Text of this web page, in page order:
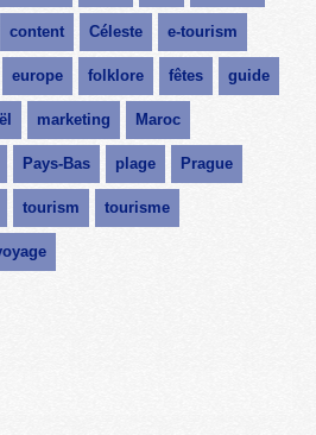
content Céleste e-tourism
europe folklore fêtes guide
marketing Maroc
Pays-Bas plage Prague
tourism tourisme